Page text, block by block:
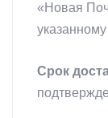
«Новая
указанному
Срок